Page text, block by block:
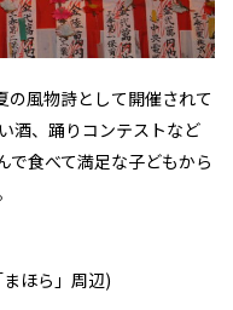
風物詩として開催されて
酒、踊りコンテストなど
で食べて満足な子どもから
ほら」周辺)